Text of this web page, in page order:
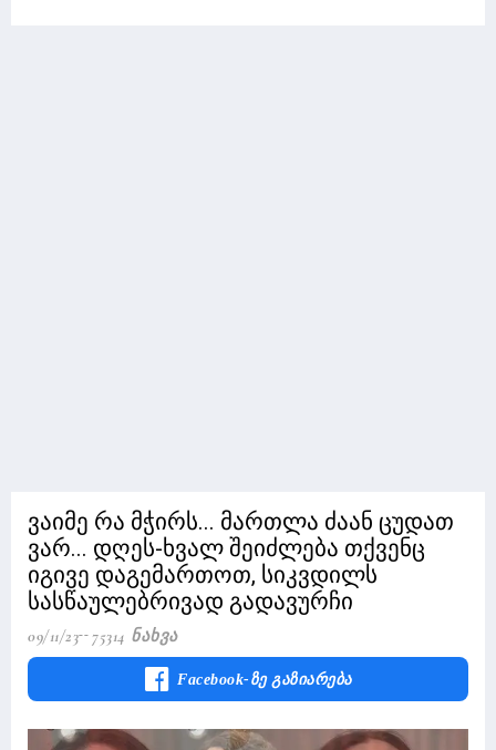
ვაიმე რა მჭირს... მართლა ძაან ცუდათ
ვარ... დღეს-ხვალ შეიძლება თქვენც
იგივე დაგემართოთ, სიკვდილს
სასწაულებრივად გადავურჩი
09/11/23 75314 Ნახვა
Facebook-Ზე Გაზიარება